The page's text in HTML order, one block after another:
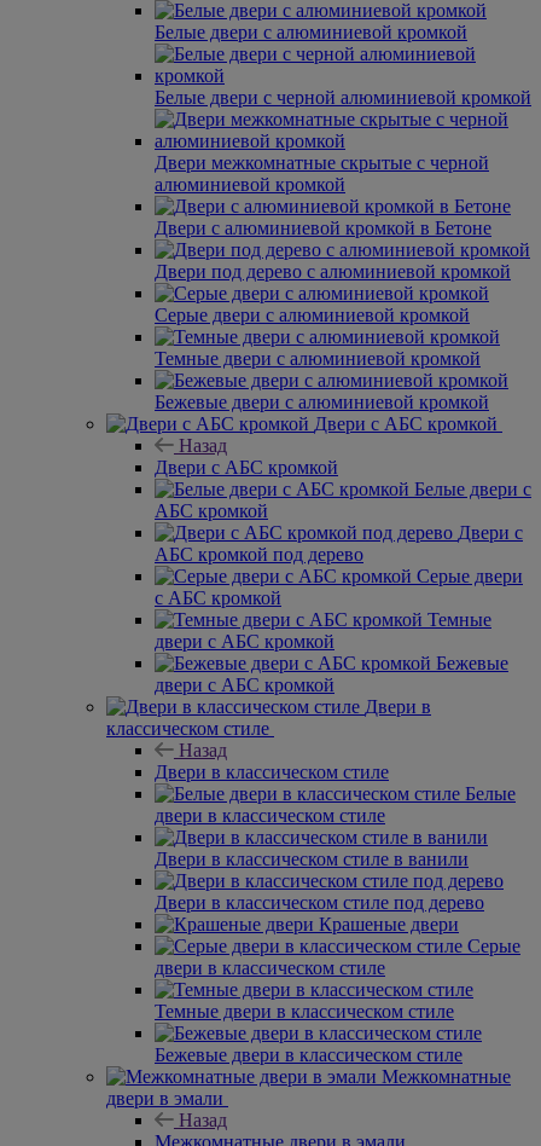
Белые двери с алюминиевой кромкой
Белые двери с черной алюминиевой кромкой
Двери межкомнатные скрытые с черной
алюминиевой кромкой
Двери с алюминиевой кромкой в Бетоне
Двери под дерево с алюминиевой кромкой
Серые двери с алюминиевой кромкой
Темные двери с алюминиевой кромкой
Бежевые двери с алюминиевой кромкой
Двери с АБС кромкой
Назад
Двери с АБС кромкой
Белые двери с
АБС кромкой
Двери с
АБС кромкой под дерево
Серые двери
с АБС кромкой
Темные
двери с АБС кромкой
Бежевые
двери с АБС кромкой
Двери в
классическом стиле
Назад
Двери в классическом стиле
Белые
двери в классическом стиле
Двери в классическом стиле в ванили
Двери в классическом стиле под дерево
Крашеные двери
Серые
двери в классическом стиле
Темные двери в классическом стиле
Бежевые двери в классическом стиле
Межкомнатные
двери в эмали
Назад
Межкомнатные двери в эмали